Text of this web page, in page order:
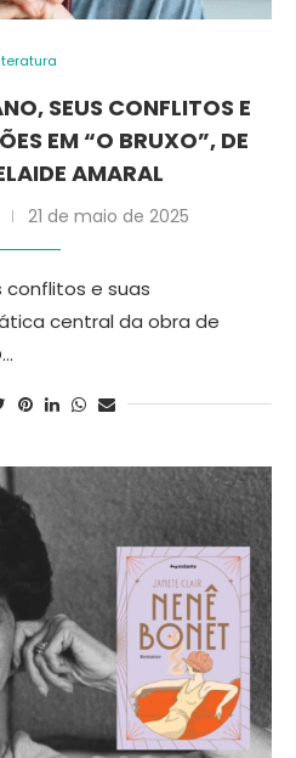
SEUS CONFLITOS E
EM “O BRUXO”, DE
AMARAL
21 de maio de 2025
conflitos e suas
central da obra de